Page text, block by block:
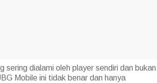
sering dialami oleh player sendiri dan bukan
Mobile ini tidak benar dan hanya